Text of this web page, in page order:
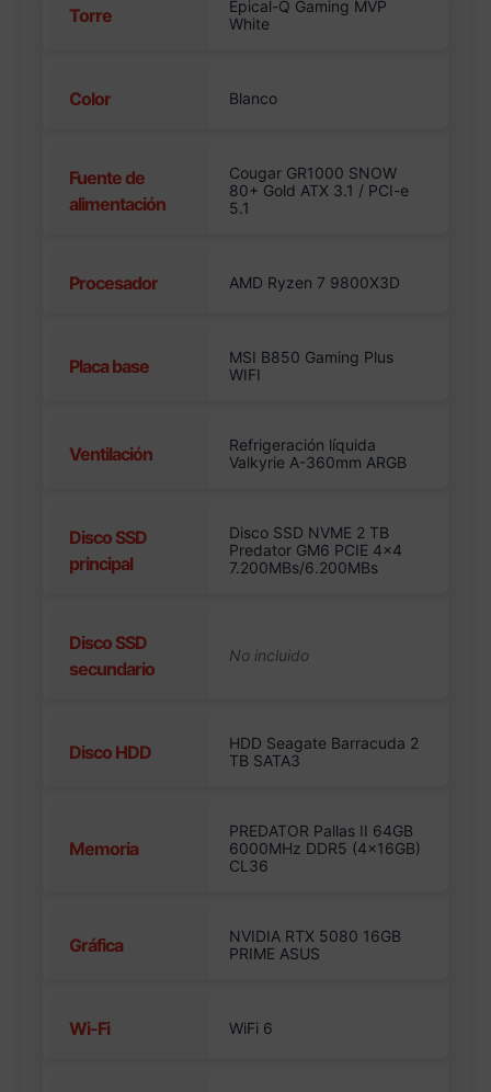
Torre
Epical-Q Gaming MVP
White
Color Blanco
Fuente de
alimentación
Cougar GR1000 SNOW
80+ Gold ATX 3.1 / PCI-e
5.1
Procesador AMD Ryzen 7 9800X3D
Placa base
MSI B850 Gaming Plus
WIFI
Ventilación
Refrigeración líquida
Valkyrie A-360mm ARGB
Disco SSD
principal
Disco SSD NVME 2 TB
Predator GM6 PCIE 4×4
7.200MBs/6.200MBs
Disco SSD
secundario
Disco HDD
HDD Seagate Barracuda 2
TB SATA3
Memoria
PREDATOR Pallas II 64GB
6000MHz DDR5 (4x16GB)
CL36
Gráfica
NVIDIA RTX 5080 16GB
PRIME ASUS
Wi-Fi WiFi 6